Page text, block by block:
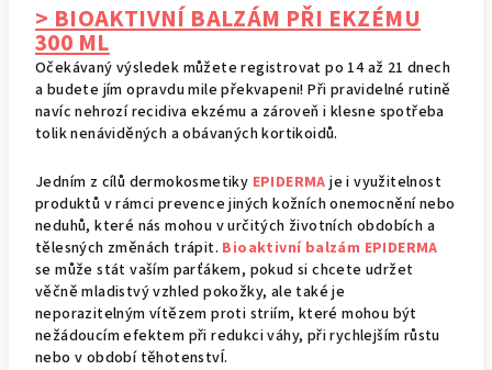
> BIOAKTIVNÍ BALZÁM PŘI EKZÉMU
300 ML
Očekávaný výsledek můžete registrovat po 14 až 21 dnech
a budete jím opravdu mile překvapeni! Při pravidelné rutině
navíc nehrozí recidiva ekzému a zároveň i klesne spotřeba
tolik nenáviděných a obávaných kortikoidů.
Jedním z cílů dermokosmetiky EPIDERMAje i využitelnost
produktů v rámci prevence jiných kožních onemocnění nebo
neduhů, které nás mohou v určitých životních obdobích a
tělesných změnách trápit. Bioaktivní balzám EPIDERMA
se může stát vaším parťákem, pokud si chcete udržet
věčně mladistvý vzhled pokožky, ale také je
neporazitelným vítězem proti striím, které mohou být
nežádoucím efektem při redukci váhy, při rychlejším růstu
nebo v období těhotenstvÍ.